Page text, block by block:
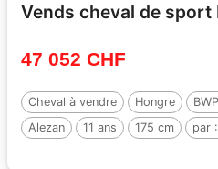
Vends cheval de sport
47 052 CHF
Cheval à vendre Hongre
Alezan
11 ans 175 cm par :